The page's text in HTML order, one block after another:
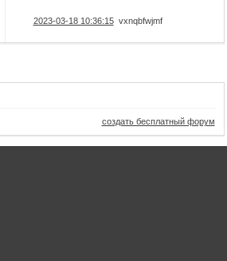
2023-03-18 10:36:15 vxnqbfwjmf
создать бесплатный форум